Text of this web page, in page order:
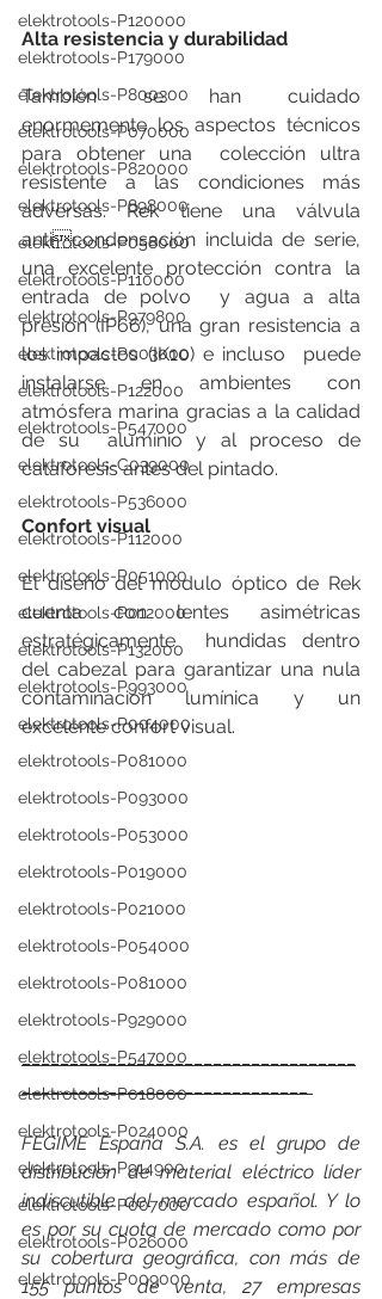
elektrotools-P120000
elektrotools-P179000
elektrotools-P800300
elektrotools-P070000
elektrotools-P820000
elektrotools-P898000
elektrotools-P058000
elektrotools-P110000
elektrotools-P979800
elektrotools-P003000
elektrotools-P122000
elektrotools-P547000
elektrotools-C039000
elektrotools-P536000
elektrotools-P112000
elektrotools-P051000
elektrotools-P012000
elektrotools-P132000
elektrotools-P993000
elektrotools-P004000
elektrotools-P081000
elektrotools-P093000
elektrotools-P053000
elektrotools-P019000
elektrotools-P021000
elektrotools-P054000
elektrotools-P081000
elektrotools-P929000
elektrotools-P547000
elektrotools-P018000
elektrotools-P024000
elektrotools-P914900
elektrotools-P007000
elektrotools-P026000
elektrotools-P009000
Alta resistencia y durabilidad
También se han cuidado
enormemente los aspectos técnicos
para obtener una  colección ultra
resistente a las condiciones más
adversas. Rek tiene una válvula
anticondensación incluida de serie,
una excelente protección contra la
entrada de polvo  y agua a alta
presión (IP66), una gran resistencia a
los impactos (IK10) e incluso  puede
instalarse en ambientes con
atmósfera marina gracias a la calidad
de su  aluminio y al proceso de
cataforesis antes del pintado.
Confort visual
El diseño del módulo óptico de Rek
cuenta con lentes asimétricas
estratégicamente  hundidas dentro
del cabezal para garantizar una nula
contaminación lumínica y un
excelente confort visual.
___________________________________
______________________________
FEGIME España S.A. es el grupo de
distribución de material eléctrico líder
indiscutible del mercado español. Y lo
es por su cuota de mercado como por
su cobertura geográfica, con más de
155 puntos de venta, 27 empresas